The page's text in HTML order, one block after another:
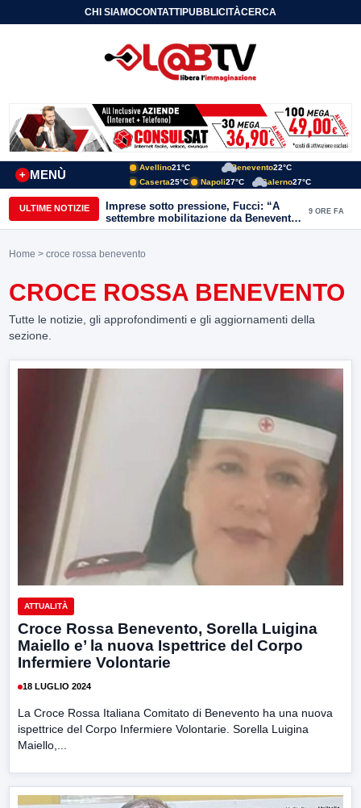
CHI SIAMOCONTATTIPUBBLICITÀCERCA
MENÙ
+
Avellino21°C Benevento22°C
Caserta25°C Napoli27°C Salerno27°C
ULTIME NOTIZIE
Imprese sotto pressione, Fucci: “A
settembre mobilitazione da Benevento
e Avellino”
9 ORE FA
Home > croce rossa benevento
CROCE ROSSA BENEVENTO
Tutte le notizie, gli approfondimenti e gli aggiornamenti della
sezione.
ATTUALITÀ
Croce Rossa Benevento, Sorella Luigina
Maiello e’ la nuova Ispettrice del Corpo
Infermiere Volontarie
18 LUGLIO 2024
La Croce Rossa Italiana Comitato di Benevento ha una nuova
ispettrice del Corpo Infermiere Volontarie. Sorella Luigina
Maiello,...